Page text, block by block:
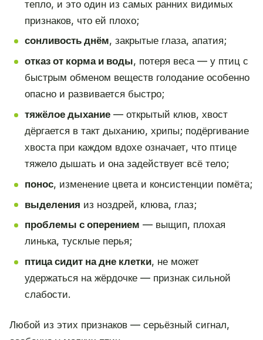
тепло, и это один из самых ранних видимых
признаков, что ей плохо;
сонливость днём, закрытые глаза, апатия;
отказ от корма и воды, потеря веса — у птиц с
быстрым обменом веществ голодание особенно
опасно и развивается быстро;
тяжёлое дыхание— открытый клюв, хвост
дёргается в такт дыханию, хрипы; подёргивание
хвоста при каждом вдохе означает, что птице
тяжело дышать и она задействует всё тело;
понос, изменение цвета и консистенции помёта;
выделения из ноздрей, клюва, глаз;
проблемы с оперением — выщип, плохая
линька, тусклые перья;
птица сидит на дне клетки, не может
удержаться на жёрдочке — признак сильной
слабости.
Любой из этих признаков — серьёзный сигнал,